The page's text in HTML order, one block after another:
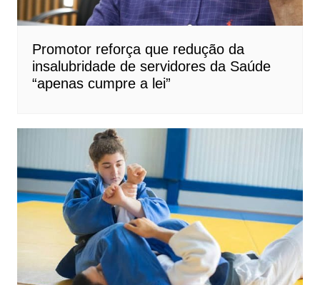
Promotor reforça que redução da
insalubridade de servidores da Saúde
“apenas cumpre a lei”